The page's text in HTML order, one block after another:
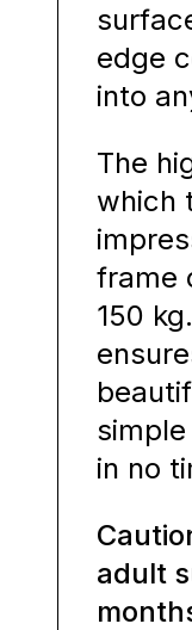
edge
into
The
which
frame
150
in no
adult